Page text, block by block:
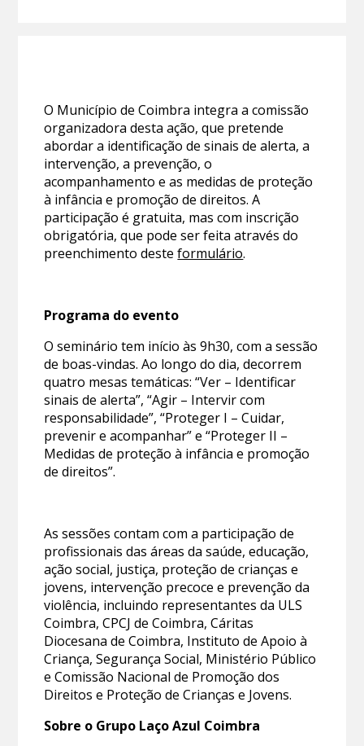
O Município de Coimbra integra a comissão
organizadora desta ação, que pretende
abordar a identificação de sinais de alerta, a
intervenção, a prevenção, o
acompanhamento e as medidas de proteção
à infância e promoção de direitos. A
participação é gratuita, mas com inscrição
obrigatória, que pode ser feita através do
preenchimento desteformulário.
Programa do evento
O seminário tem início às 9h30, com a sessão
de boas-vindas. Ao longo do dia, decorrem
quatro mesas temáticas: “Ver – Identificar
sinais de alerta”, “Agir – Intervir com
responsabilidade”, “Proteger I – Cuidar,
prevenir e acompanhar” e “Proteger II –
Medidas de proteção à infância e promoção
de direitos”.
As sessões contam com a participação de
profissionais das áreas da saúde, educação,
ação social, justiça, proteção de crianças e
jovens, intervenção precoce e prevenção da
violência, incluindo representantes da ULS
Coimbra, CPCJ de Coimbra, Cáritas
Diocesana de Coimbra, Instituto de Apoio à
Criança, Segurança Social, Ministério Público
e Comissão Nacional de Promoção dos
Direitos e Proteção de Crianças e Jovens.
Sobre o Grupo Laço Azul Coimbra